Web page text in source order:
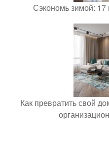
Сэкономь зимой: 17
Как превратить свой